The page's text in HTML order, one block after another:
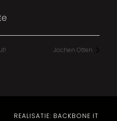
Jochen Otten
REALISATIE: BACKBONE IT